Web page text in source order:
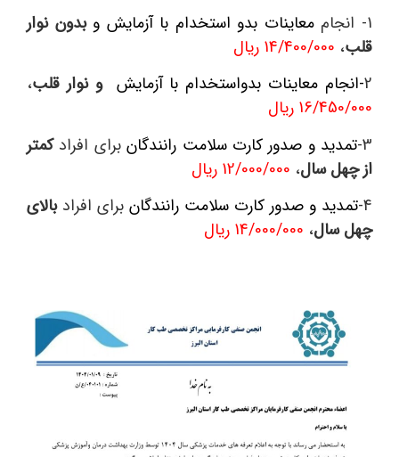
1- انجام
معاینات بدو استخدام با آزمایش و بدون نوار
قلب، 14/400/000 ریال
2-انجام معاینات بدواستخدام با آزمایش و نوار قلب،
16/450/000 ریال
3- تمدید و صدور کارت سلامت رانندگانبرای افرادکمتر
از چهل سال،
4- تمدید و صدور کارت سلامت رانندگان برای افرادبالای
چهل سال، 14/000/000 ریال